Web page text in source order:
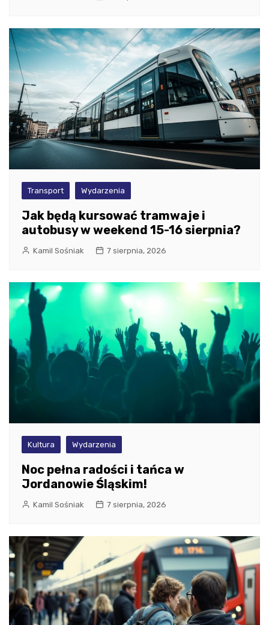
Transport Wydarzenia
Jak będą kursować tramwaje i
autobusy w weekend 15-16 sierpnia?
Kamil Sośniak 7 sierpnia, 2026
Kultura Wydarzenia
Noc pełna radości i tańca w
Jordanowie Śląskim!
Kamil Sośniak 7 sierpnia, 2026